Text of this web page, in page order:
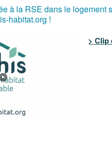
à la RSE dans le logement
habitat.org !
> Clip